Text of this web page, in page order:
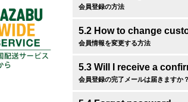
会員登録の方法
5.2 How to change
会員情報を変更する方法
5.3 Will I receive a
会員登録の完了メールは届きますか？